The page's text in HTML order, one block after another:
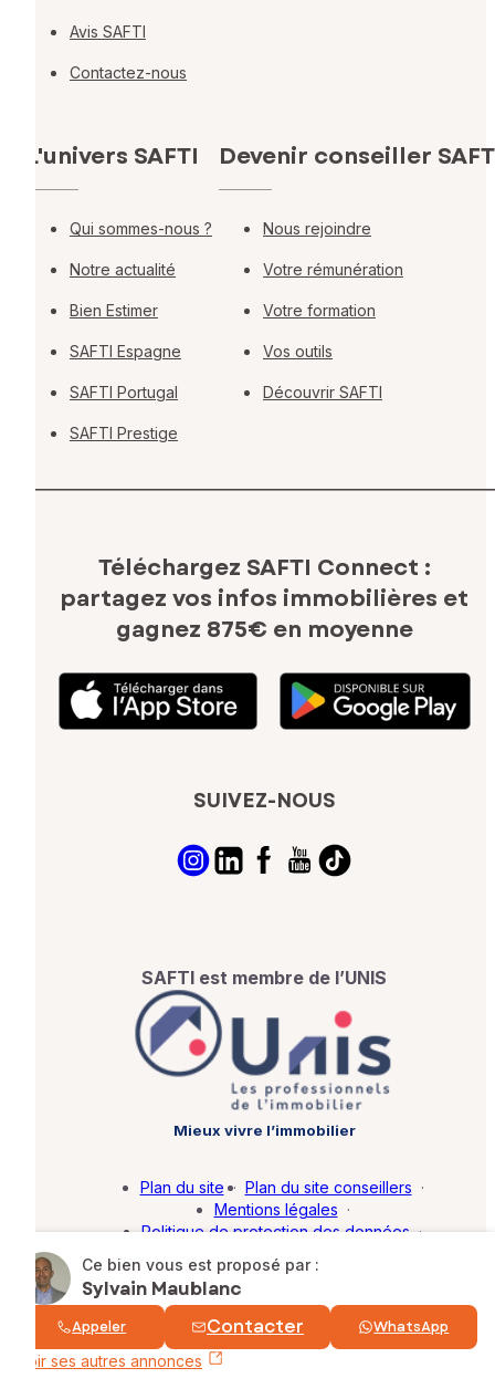
Ce bien vous est proposé par :
Sylvain Maublanc
Appeler Contacter WhatsApp
Voir ses autres annonces
Avis SAFTI
Contactez-nous
L'univers SAFTI
Qui sommes-nous ?
Notre actualité
Bien Estimer
SAFTI Espagne
SAFTI Portugal
SAFTI Prestige
Devenir conseiller
Nous rejoindre
Votre rémunération
Votre formation
Vos outils
Découvrir SAFTI
Téléchargez SAFTI Connect :
partagez vos infos immobilières et
gagnez 875€ en moyenne
SUIVEZ-NOUS
SAFTI est membre de l’UNIS
Mieux vivre l’immobilier
© SAFTI 2026. Tous droits réservés.
Plan du site · Plan du site conseillers ·
Mentions légales ·
Politique de protection des données ·